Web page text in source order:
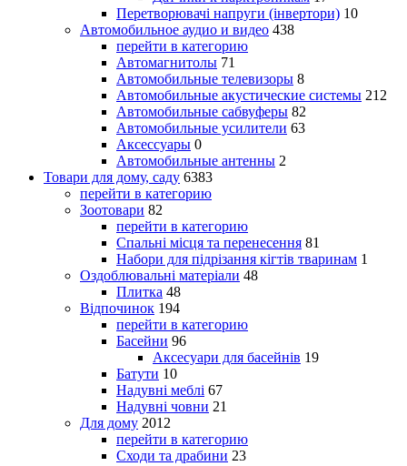
Перетворювачі напруги (інвертори) 10
Автомобильное аудио и видео 438
перейти в категорию
Автомагнитолы 71
Автомобильные телевизоры 8
Автомобильные акустические системы 212
Автомобильные сабвуферы 82
Автомобильные усилители 63
Аксессуары 0
Автомобильные антенны 2
Товари для дому, саду 6383
перейти в категорию
Зоотовари 82
перейти в категорию
Спальні місця та перенесення 81
Набори для підрізання кігтів тваринам 1
Оздоблювальні матеріали 48
Плитка 48
Відпочинок 194
перейти в категорию
Басейни 96
Аксесуари для басейнів 19
Батути 10
Надувні меблі 67
Надувні човни 21
Для дому 2012
перейти в категорию
Сходи та драбини 23